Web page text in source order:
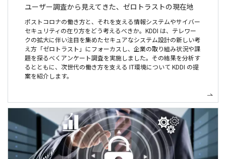
ユーザー調査から見えてきた、ゼロトラストの現在地
ポストコロナの働き方と、それを支える情報システムやサイバー
セキュリティの在り方をどう考えるべきか。KDDI は、テレワー
クの拡大に伴い注目を集めたセキュアなシステム設計の新しい考
え方「ゼロトラスト」にフォーカスし、企業の取り組み状況や課
題を探るべくアンケート調査を実施しました。その結果を分析す
るとともに、次世代の働き方を支える IT環境について KDDI の提
案を紹介します。